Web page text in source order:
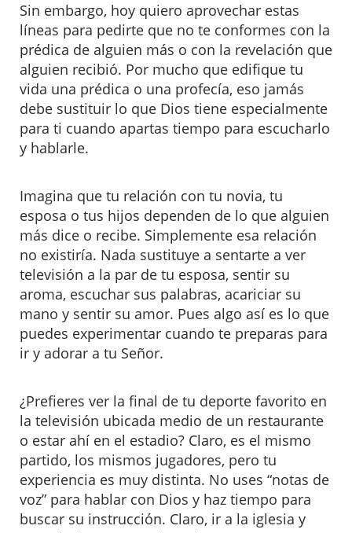
Sin embargo, hoy quiero aprovechar estas
líneas para pedirte que no te conformes con la
prédica de alguien más o con la revelación que
alguien recibió. Por mucho que edifique tu
vida una prédica o una profecía, eso jamás
debe sustituir lo que Dios tiene especialmente
para ti cuando apartas tiempo para escucharlo
y hablarle.
Imagina que tu relación con tu novia, tu
esposa o tus hijos dependen de lo que alguien
más dice o recibe. Simplemente esa relación
no existiría. Nada sustituye a sentarte a ver
televisión a la par de tu esposa, sentir su
aroma, escuchar sus palabras, acariciar su
mano y sentir su amor. Pues algo así es lo que
puedes experimentar cuando te preparas para
ir y adorar a tu Señor.
¿Prefieres ver la final de tu deporte favorito en
la televisión ubicada medio de un restaurante
o estar ahí en el estadio? Claro, es el mismo
partido, los mismos jugadores, pero tu
experiencia es muy distinta. No uses “notas de
voz” para hablar con Dios y haz tiempo para
buscar su instrucción. Claro, ir a la iglesia y